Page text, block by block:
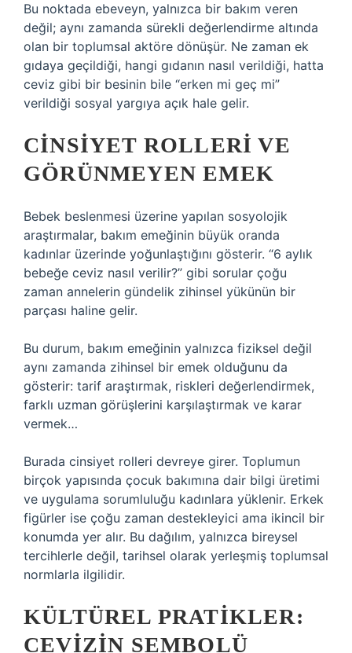
Bu noktada ebeveyn, yalnızca bir bakım veren
değil; aynı zamanda sürekli değerlendirme altında
olan bir toplumsal aktöre dönüşür. Ne zaman ek
gıdaya geçildiği, hangi gıdanın nasıl verildiği, hatta
ceviz gibi bir besinin bile “erken mi geç mi”
verildiği sosyal yargıya açık hale gelir.
CINSIYET ROLLERI VE
GÖRÜNMEYEN EMEK
Bebek beslenmesi üzerine yapılan sosyolojik
araştırmalar, bakım emeğinin büyük oranda
kadınlar üzerinde yoğunlaştığını gösterir. “6 aylık
bebeğe ceviz nasıl verilir?” gibi sorular çoğu
zaman annelerin gündelik zihinsel yükünün bir
parçası haline gelir.
Bu durum, bakım emeğinin yalnızca fiziksel değil
aynı zamanda zihinsel bir emek olduğunu da
gösterir: tarif araştırmak, riskleri değerlendirmek,
farklı uzman görüşlerini karşılaştırmak ve karar
vermek…
Burada cinsiyet rolleri devreye girer. Toplumun
birçok yapısında çocuk bakımına dair bilgi üretimi
ve uygulama sorumluluğu kadınlara yüklenir. Erkek
figürler ise çoğu zaman destekleyici ama ikincil bir
konumda yer alır. Bu dağılım, yalnızca bireysel
tercihlerle değil, tarihsel olarak yerleşmiş toplumsal
normlarla ilgilidir.
KÜLTÜREL PRATIKLER:
CEVIZIN SEMBOLÜ